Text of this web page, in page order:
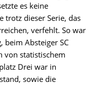
es keine
trotz dieser Serie, das
verfehlt. So war
beim Absteiger SC
von statistischem
Drei war in
sowie die